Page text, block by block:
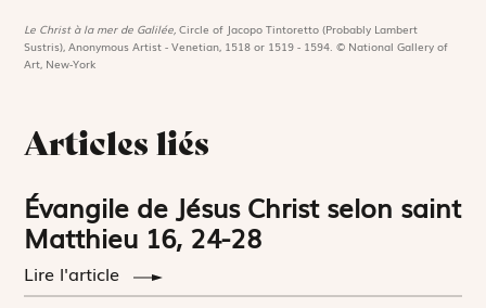
Le Christ à la mer de Galilée,Circle of Jacopo Tintoretto (Probably Lambert
Sustris), Anonymous Artist - Venetian, 1518 or 1519 - 1594. © National Gallery of
Art, New-York
Articles liés
Évangile de Jésus Christ selon saint
Matthieu 16, 24-28
Lire l'article